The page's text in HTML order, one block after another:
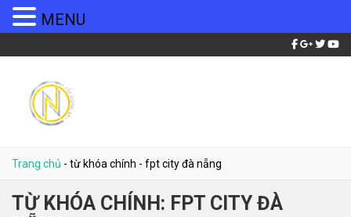
Trang chủ - từ khóa chính - fpt city đà nẵng
TỪ KHÓA CHÍNH: FPT CITY ĐÀ
MENU